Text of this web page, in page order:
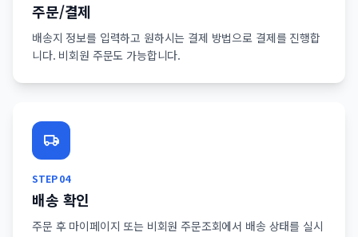
주문/결제
배송지 정보를 입력하고 원하시는 결제 방법으로 결제를 진행합
니다. 비회원 주문도 가능합니다.
STEP04
배송 확인
주문 후 마이페이지 또는 비회원 주문조회에서 배송 상태를 실시